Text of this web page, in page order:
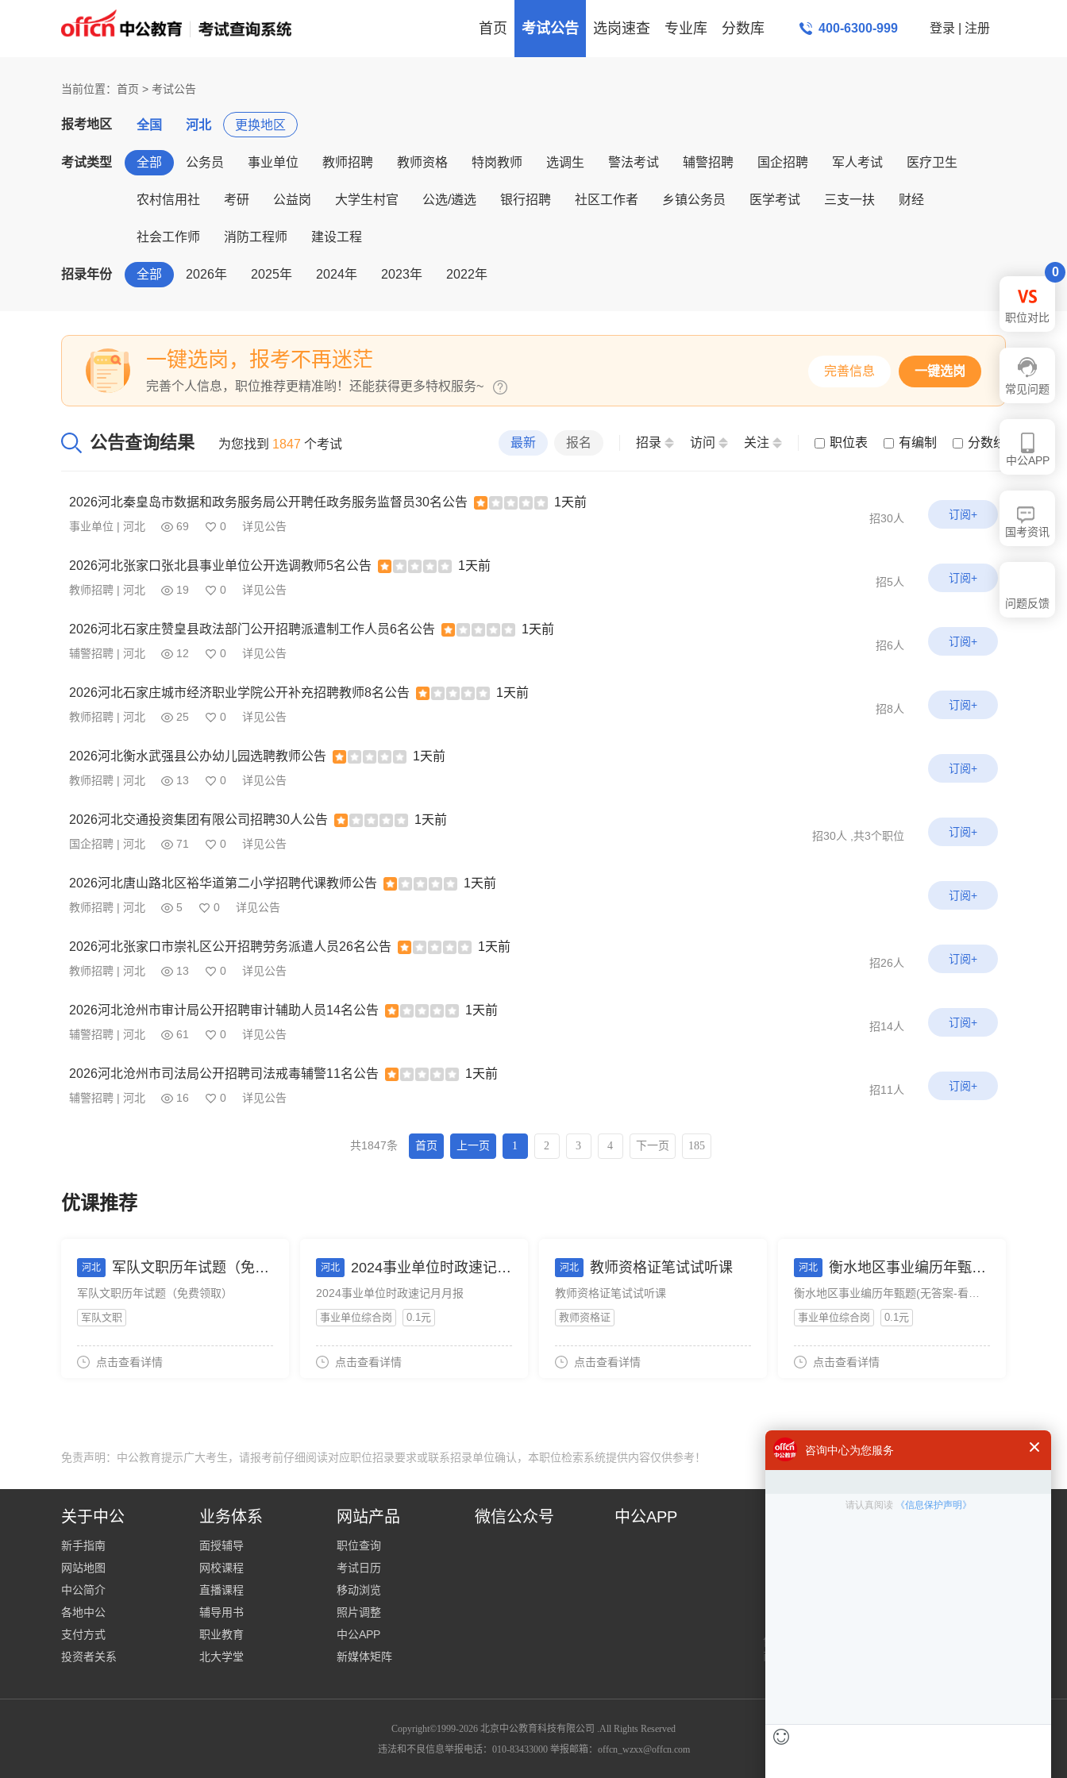
400-6300-999 登录 注册
首页 考试公告 选岗速查 专业库 分数库
当前位置：首页 > 考试公告
报考地区 全国 河北 更换地区
考试类型 全部 公务员 事业单位 教师招聘 教师资格 特岗教师 选调生 警法考试 辅警招聘 国企招聘 军人考试 医疗卫生
农村信用社 考研 公益岗 大学生村官 公选/遴选 银行招聘 社区工作者 乡镇公务员 医学考试 三支一扶 财经
社会工作师 消防工程师 建设工程
招录年份 全部 2026年 2025年 2024年 2023年 2022年
一键选岗，报考不再迷茫
完善个人信息，职位推荐更精准哟！还能获得更多特权服务~
完善信息 一键选岗
公告查询结果 为您找到 1847 个考试 最新 报名 招录 访问 关注 职位表 有编制 分数线
2026河北秦皇岛市数据和政务服务局公开聘任政务服务监督员30名公告 1天前
事业单位 | 河北 69 0 详见公告
招30人 订阅+
2026河北张家口张北县事业单位公开选调教师5名公告 1天前
教师招聘 | 河北 19 0 详见公告
招5人 订阅+
2026河北石家庄赞皇县政法部门公开招聘派遣制工作人员6名公告 1天前
辅警招聘 | 河北 12 0 详见公告
招6人 订阅+
2026河北石家庄城市经济职业学院公开补充招聘教师8名公告 1天前
教师招聘 | 河北 25 0 详见公告
招8人 订阅+
2026河北衡水武强县公办幼儿园选聘教师公告 1天前
教师招聘 | 河北 13 0 详见公告
订阅+
2026河北交通投资集团有限公司招聘30人公告 1天前
国企招聘 | 河北 71 0 详见公告
招30人 ,共3个职位 订阅+
2026河北唐山路北区裕华道第二小学招聘代课教师公告 1天前
教师招聘 | 河北 5 0 详见公告
订阅+
2026河北张家口市崇礼区公开招聘劳务派遣人员26名公告 1天前
教师招聘 | 河北 13 0 详见公告
招26人 订阅+
2026河北沧州市审计局公开招聘审计辅助人员14名公告 1天前
辅警招聘 | 河北 61 0 详见公告
招14人 订阅+
2026河北沧州市司法局公开招聘司法戒毒辅警11名公告 1天前
辅警招聘 | 河北 16 0 详见公告
招11人 订阅+
共1847条 首页 上一页 1 2 3 4 下一页 185
优课推荐
河北 军队文职历年试题（免费领取）
军队文职历年试题（免费领取）
军队文职
点击查看详情
河北 2024事业单位时政速记月月报
2024事业单位时政速记月月报
事业单位综合岗 0.1元
点击查看详情
河北 教师资格证笔试试听课
教师资格证笔试试听课
教师资格证
点击查看详情
河北 衡水地区事业编历年甄题(无答案-看目录选择)
事业单位综合岗 0.1元
点击查看详情
免责声明：中公教育提示广大考生，请报考前仔细阅读对应职位招录要求或联系招录单位确认，本职位检索系统提供内容仅供参考！
0
职位对比
常见问题
中公APP
国考资讯
问题反馈
关于中公
新手指南
网站地图
中公简介
各地中公
支付方式
投资者关系
业务体系
面授辅导
网校课程
直播课程
辅导用书
职业教育
北大学堂
网站产品
职位查询
考试日历
移动浏览
照片调整
中公APP
新媒体矩阵
微信公众号 中公APP
售后服务：010-83433000
商务合作：010-83432878
Copyright©1999-2026 北京中公教育科技有限公司 .All Rights Reserved
违法和不良信息举报电话：010-83433000 举报邮箱：offcn_wzxx@offcn.com